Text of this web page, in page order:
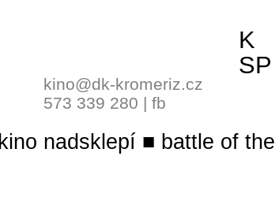
kino nadsklepí
battle of the
kino@dk-kromeriz.cz
573 339 280 | fb
K
SP